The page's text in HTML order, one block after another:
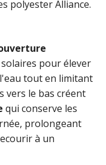
polyester Alliance.
pour élever
tout en limitant
vers le bas créent
qui conserve les
prolongeant
à un